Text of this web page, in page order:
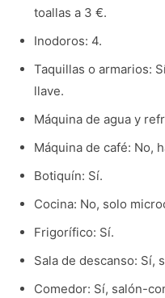
toallas a 3 €.
Inodoros: 4.
Taquillas o armarios:
llave.
Máquina de agua y
Máquina de café: No,
Botiquín: Sí.
Cocina: No, solo
Frigorífico: Sí.
Sala de descanso: Sí,
Comedor: Sí, salón-